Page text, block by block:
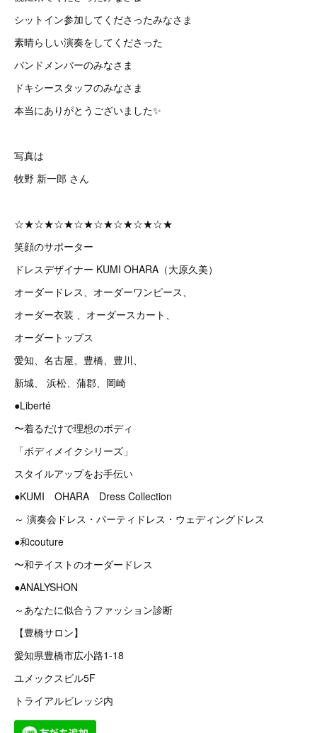
シットイン参加してくださったみなさま
素晴らしい演奏をしてくださった
バンドメンバーのみなさま
ドキシースタッフのみなさま
本当にありがとうございました✨
写真は
牧野 新一郎 さん
☆★☆★☆★☆★☆★☆★☆★☆★
笑顔のサポーター
ドレスデザイナー KUMI OHARA（大原久美）
オーダードレス、オーダーワンピース、
オーダー衣装 、オーダースカート、
オーダートップス
愛知、名古屋、豊橋、豊川、
新城、 浜松、蒲郡、岡崎
●Liberté
〜着るだけで理想のボディ
「ボディメイクシリーズ」
スタイルアップをお手伝い
●KUMI OHARA Dress Collection
～ 演奏会ドレス・パーティドレス・ウェディングドレス
●和couture
〜和テイストのオーダードレス
●ANALYSHON
～あなたに似合うファッション診断
【豊橋サロン】
愛知県豊橋市広小路1-18
ユメックスビル5F
トライアルビレッジ内